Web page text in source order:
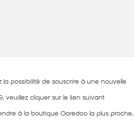
possibilité de souscrire à une nouvelle
veuillez cliquer sur le lien suivant
à la boutique Ooredoo la plus proche,